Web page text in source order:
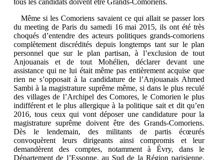
Même si les Comoriens savaient ce qui allait se passer lors
du meeting de Paris du samedi 16 mai 2015, ils ont été très
choqués d’entendre des acteurs politiques grands-comoriens
complètement discrédités depuis longtemps tant sur le plan
personnel que sur le plan partisan, à l’exclusion de tout
Anjouanais et de tout Mohélien, déclarer devant une
assistance qui ne lui était même pas entièrement acquise que
rien ne s’opposait à la candidature de l’Anjouanais Ahmed
Sambi à la magistrature suprême même, si dans le plus reculé
des villages de l’Archipel des Comores, le Comorien le plus
indifférent et le plus allergique à la politique sait et dit qu’en
2016, tous ceux qui vont déposer une candidature pour la
magistrature suprême doivent être des Grands-Comoriens.
Dès le lendemain, des militants de partis écœurés
convoquèrent leurs dirigeants ainsi compromis et leur
demandèrent des comptes, notamment à Évry, dans le
Département de l’Essonne, au Sud de la Région parisienne.